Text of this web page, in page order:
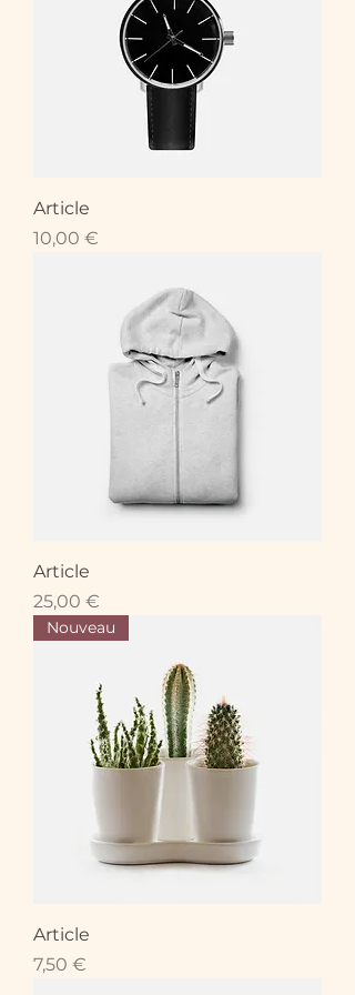
Article
Prix
10,00 €
Article
Prix
25,00 €
Nouveau
Article
Prix
7,50 €